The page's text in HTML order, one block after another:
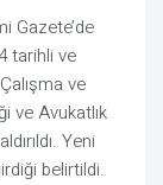
Gazete’de
tarihli ve
ve
ve Avukatlık
Yeni
belirtildi.